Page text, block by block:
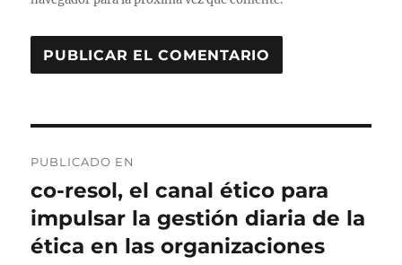
de
entradas
PUBLICADO EN
co-resol, el canal ético para
impulsar la gestión diaria de la
ética en las organizaciones